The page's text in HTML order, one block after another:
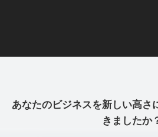
あなたのビジネスを新しい高さ
きましたか